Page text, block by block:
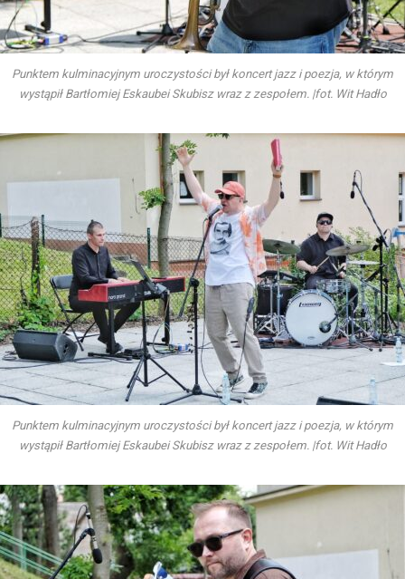
Punktem kulminacyjnym uroczystości był koncert jazz i poezja, w którym
wystąpił Bartłomiej Eskaubei Skubisz wraz z zespołem. |fot. Wit Hadło
Punktem kulminacyjnym uroczystości był koncert jazz i poezja, w którym
wystąpił Bartłomiej Eskaubei Skubisz wraz z zespołem. |fot. Wit Hadło